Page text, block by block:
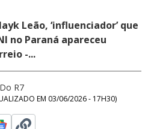
Leão, ‘influenciador’ que
no Paraná apareceu
-...
Do R7
EM 03/06/2026 - 17H30)